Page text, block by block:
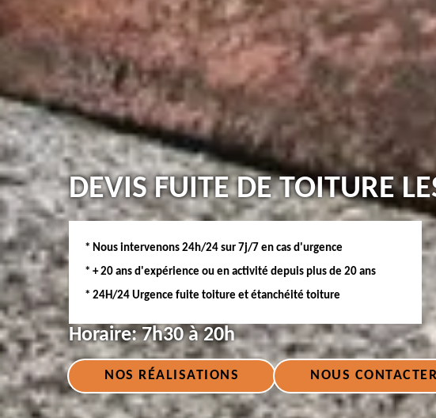
DEVIS FUITE DE TOITURE
* Nous intervenons 24h/24 sur 7j/7 en cas d'urgence
* + 20 ans d'expérience ou en activité depuis plus de 20 ans
* 24H/24 Urgence fuite toiture et étanchéité toiture
Horaire:7h30 à 20h
NOS RÉALISATIONS NOUS CONTACTER